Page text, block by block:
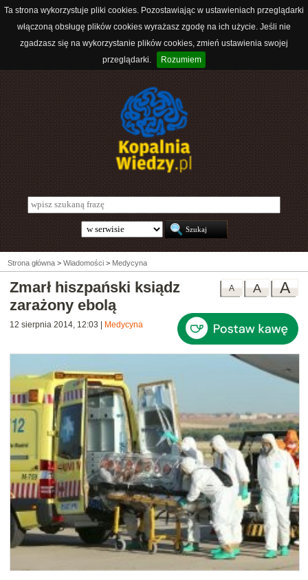
Ta strona wykorzystuje pliki cookies. Pozostawiając w ustawieniach przeglądarki
włączoną obsługę plików cookies wyrażasz zgodę na ich użycie. Jeśli nie
zgadzasz się na wykorzystanie plików cookies, zmień ustawienia swojej
przeglądarki.
Rozumiem
Strona główna > Wiadomości > Medycyna
A
A
A
Zmarł hiszpański ksiądz
zarażony ebolą
12 sierpnia 2014, 12:03 Medycyna